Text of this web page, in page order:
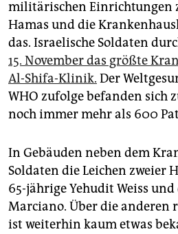
militärischen Einrichtungen
Hamas und die
das. Israelische Soldaten
15. November das größte
Al-Shifa-Klinik. Der
WHO zufolge befanden sich
noch immer mehr als 600
In Gebäuden neben dem
Soldaten die Leichen zweier
65-jährige Yehudit Weiss
Marciano. Über die anderen
ist weiterhin kaum etwas